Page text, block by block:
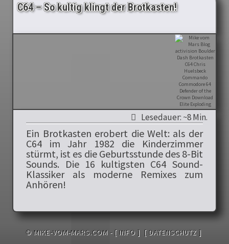
C64 – So kultig klingt der Brotkasten!
Lesedauer: ~8 Min.
Ein Brotkasten erobert die Welt: als der
C64 im Jahr 1982 die Kinderzimmer
stürmt, ist es die Geburtsstunde des 8-Bit
Sounds. Die 16 kultigsten C64 Sound-
Klassiker als moderne Remixes zum
Anhören!
© MIKE-VOM-MARS.COM - [ INFO ] [ DATENSCHUTZ ]